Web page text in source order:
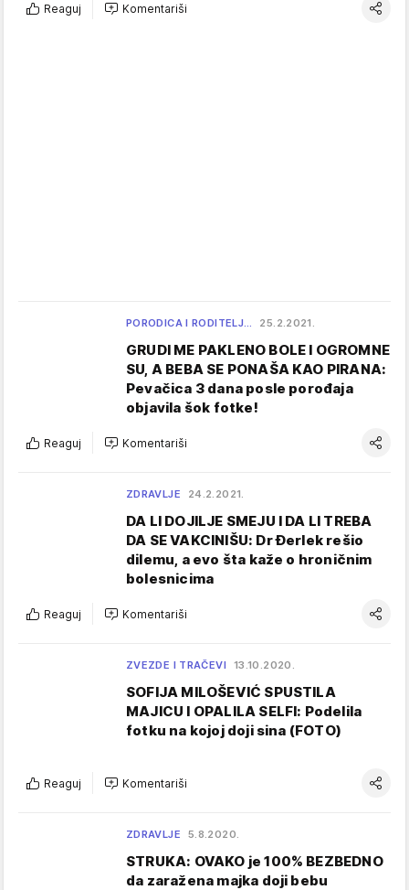
Reaguj Komentariši
PORODICA I RODITELJ… 25.2.2021.
GRUDI ME PAKLENO BOLE I OGROMNE
SU, A BEBA SE PONAŠA KAO PIRANA:
Pevačica 3 dana posle porođaja
objavila šok fotke!
Reaguj Komentariši
ZDRAVLJE 24.2.2021.
DA LI DOJILJE SMEJU I DA LI TREBA
DA SE VAKCINIŠU: Dr Đerlek rešio
dilemu, a evo šta kaže o hroničnim
bolesnicima
Reaguj Komentariši
ZVEZDE I TRAČEVI 13.10.2020.
SOFIJA MILOŠEVIĆ SPUSTILA
MAJICU I OPALILA SELFI: Podelila
fotku na kojoj doji sina (FOTO)
Reaguj Komentariši
ZDRAVLJE 5.8.2020.
STRUKA: OVAKO je 100% BEZBEDNO
da zaražena majka doji bebu